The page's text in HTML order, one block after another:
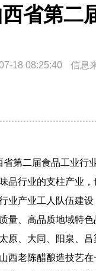
省第二
18 08:25:40 信息
省第二届食品工业行
行业的支柱产业，
业产业工人队伍建
量、高品质地域特
、大同、阳泉、吕
西老陈醋酿造技艺